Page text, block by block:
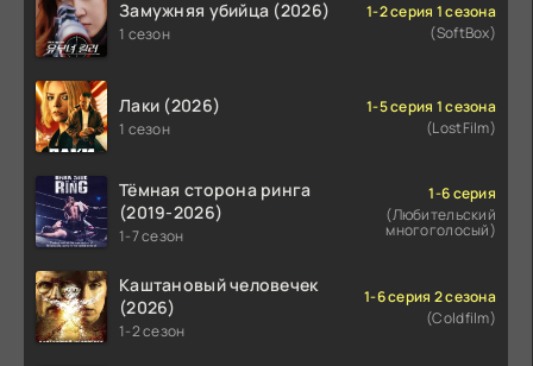
Замужняя убийца (2026)
1 сезон
1-2 серия 1 сезона
(SoftBox)
Лаки (2026)
1 сезон
1-5 серия 1 сезона
(LostFilm)
Тёмная сторона ринга
(2019-2026)
1-7 сезон
1-6 серия
(Любительский
многоголосый)
Каштановый человечек
(2026)
1-2 сезон
1-6 серия 2 сезона
(Coldfilm)